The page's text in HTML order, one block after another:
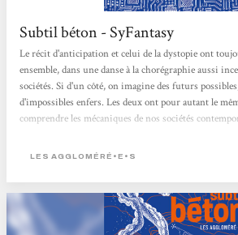
Subtil béton - SyFantasy
Le récit d'anticipation et celui de la dystopie ont
ensemble, dans une danse à la chorégraphie aussi
sociétés. Si d'un côté, on imagine des futurs
d'impossibles enfers. Les deux ont pour autant le
comprendre les mécaniques de nos sociétés
réalisé par le collectif des Aggloméré.e.s, s'insère
LES AGGLOMÉRÉ•E•S